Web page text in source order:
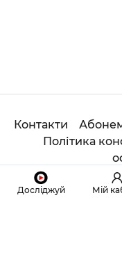
Досліджуй Мій
Контакти
Політика
© 2020 Студія